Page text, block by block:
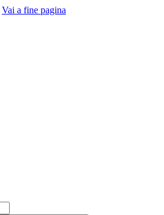
Vai a fine pagina